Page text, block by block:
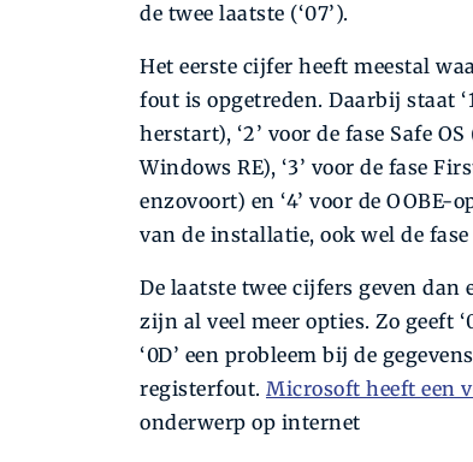
de twee laatste (‘07’).
Het eerste cijfer heeft meestal
fout is opgetreden. Daarbij staat
herstart), ‘2’ voor de fase Safe
Windows RE), ‘3’ voor de fase
enzovoort) en ‘4’ voor de
van de installatie, ook wel de fase
De laatste twee cijfers geven
zijn al veel meer opties. Zo geeft
‘0D’ een probleem bij de
registerfout. Microsoft heeft een
onderwerp op internet